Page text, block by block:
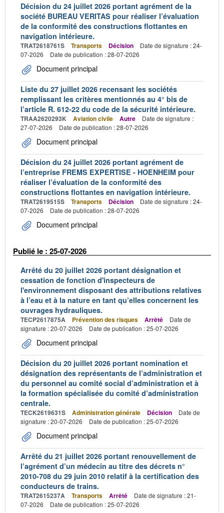
Décision du 24 juillet 2026 portant agrément de la
société BUREAU VERITAS pour réaliser l’évaluation
de la conformité des constructions flottantes en
navigation intérieure.
TRAT2618761S Transports Décision
Date de signature : 24-
07-2026
Date de publication : 28-07-2026
Document principal
Liste du 27 juillet 2026 recensant les sociétés
remplissant les critères mentionnés au 4° bis de
l’article R. 612-22 du code de la sécurité intérieure.
TRAA2620293K Aviation civile Autre
Date de signature :
27-07-2026
Date de publication : 28-07-2026
Document principal
Décision du 24 juillet 2026 portant agrément de
l’entreprise FREMS EXPERTISE - HOENHEIM pour
réaliser l’évaluation de la conformité des
constructions flottantes en navigation intérieure.
TRAT2619515S Transports Décision
Date de signature : 24-
07-2026
Date de publication : 28-07-2026
Document principal
Publié le : 25-07-2026
Arrêté du 20 juillet 2026 portant désignation et
cessation de fonction d'inspecteurs de
l'environnement disposant des attributions relatives
à l’eau et à la nature en tant qu’elles concernent les
ouvrages hydrauliques.
TECP2617875A Prévention des risques Arrêté
Date de
signature : 20-07-2026
Date de publication : 25-07-2026
Document principal
Décision du 20 juillet 2026 portant nomination et
désignation des représentants de l’administration et
du personnel au comité social d’administration et à
la formation spécialisée du comité d’administration
centrale.
TECK2619631S Administration générale Décision
Date de
signature : 20-07-2026
Date de publication : 25-07-2026
Document principal
Arrêté du 21 juillet 2026 portant renouvellement de
l’agrément d’un médecin au titre des décrets n°
2010-708 du 29 juin 2010 relatif à la certification des
conducteurs de trains.
TRAT2615237A Transports Arrêté
Date de signature : 21-
07-2026
Date de publication : 25-07-2026